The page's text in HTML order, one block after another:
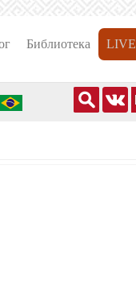
Библиотека LIVE